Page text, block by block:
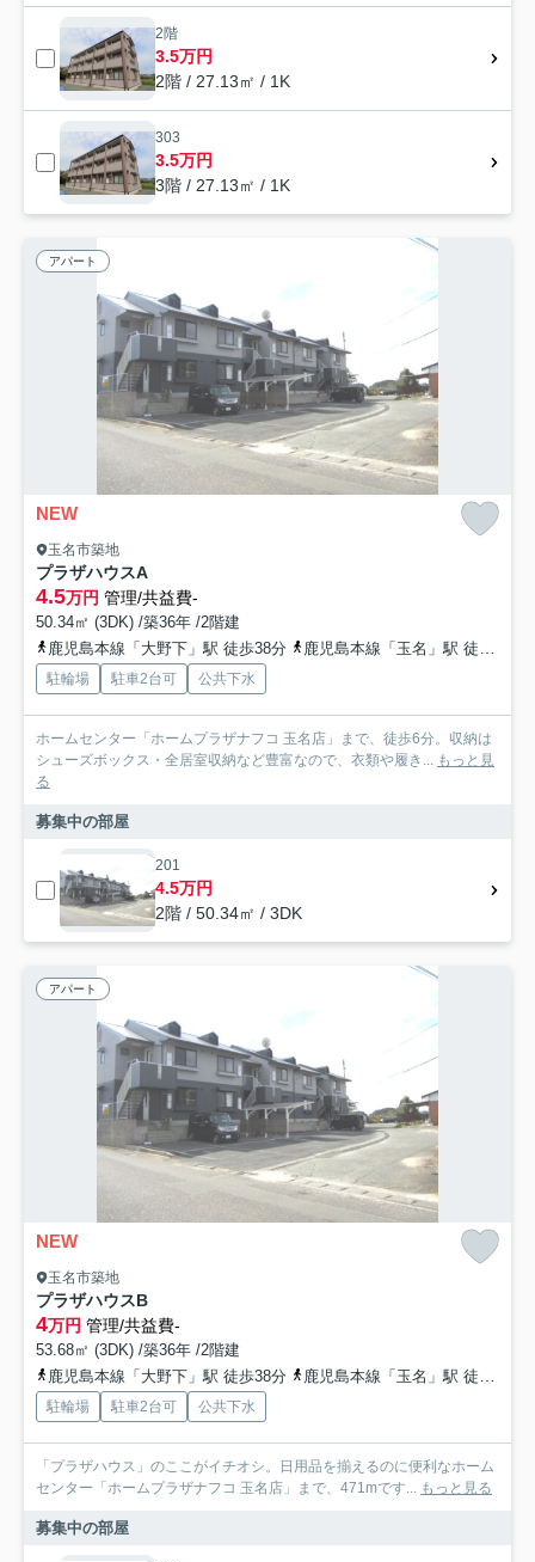
2階
3.5万円
2階 / 27.13㎡ / 1K
303
3.5万円
3階 / 27.13㎡ / 1K
アパート
NEW
玉名市築地
プラザハウスA
4.5万円 管理/共益費-
50.34㎡ (3DK) /築36年 /2階建
鹿児島本線「大野下」駅 徒歩38分
鹿児島本線「玉名」駅 徒歩37分
駐輪場 駐車2台可 公共下水
ホームセンター「ホームプラザナフコ 玉名店」まで、徒歩6分。収納は
シューズボックス・全居室収納など豊富なので、衣類や履き... もっと見
る
募集中の部屋
201
4.5万円
2階 / 50.34㎡ / 3DK
アパート
NEW
玉名市築地
プラザハウスB
4万円 管理/共益費-
53.68㎡ (3DK) /築36年 /2階建
鹿児島本線「大野下」駅 徒歩38分
鹿児島本線「玉名」駅 徒歩37分
駐輪場 駐車2台可 公共下水
「プラザハウス」のここがイチオシ。日用品を揃えるのに便利なホーム
センター「ホームプラザナフコ 玉名店」まで、471mです... もっと見る
募集中の部屋